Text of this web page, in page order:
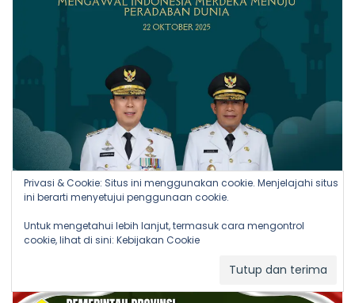
Privasi & Cookie: Situs ini menggunakan cookie. Menjelajahi situs
ini berarti menyetujui penggunaan cookie.
Untuk mengetahui lebih lanjut, termasuk cara mengontrol
cookie, lihat di sini: Kebijakan Cookie